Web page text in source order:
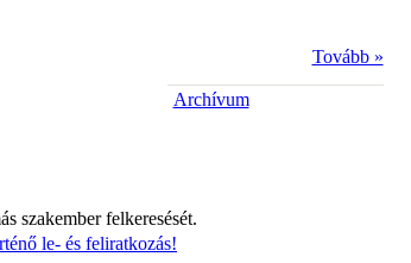
Tovább »
Archívum
szakember felkeresését.
le- és feliratkozás!